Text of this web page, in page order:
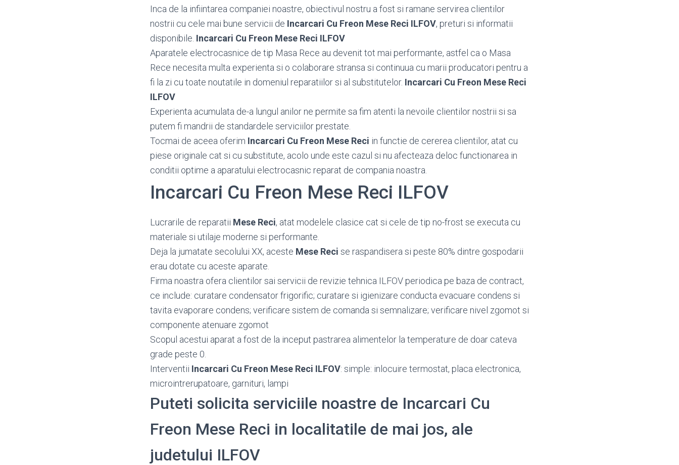
Inca de la infiintarea companiei noastre, obiectivul nostru a fost si ramane servirea clientilor
nostrii cu cele mai bune servicii de Incarcari Cu Freon Mese Reci ILFOV, preturi si informatii
disponibile. Incarcari Cu Freon Mese Reci ILFOV
Aparatele electrocasnice de tip Masa Rece au devenit tot mai performante, astfel ca o Masa
Rece necesita multa experienta si o colaborare stransa si continuua cu marii producatori pentru a
fi la zi cu toate noutatile in domeniul reparatiilor si al substitutelor. Incarcari Cu Freon Mese Reci
ILFOV
Experienta acumulata de-a lungul anilor ne permite sa fim atenti la nevoile clientilor nostrii si sa
putem fi mandrii de standardele serviciilor prestate.
Tocmai de aceea oferim Incarcari Cu Freon Mese Reci in functie de cererea clientilor, atat cu
piese originale cat si cu substitute, acolo unde este cazul si nu afecteaza deloc functionarea in
conditii optime a aparatului electrocasnic reparat de compania noastra.
Incarcari Cu Freon Mese Reci ILFOV
Lucrarile de reparatii Mese Reci, atat modelele clasice cat si cele de tip no-frost se executa cu
materiale si utilaje moderne si performante.
Deja la jumatate secolului XX, aceste Mese Reci se raspandisera si peste 80% dintre gospodarii
erau dotate cu aceste aparate.
Firma noastra ofera clientilor sai servicii de revizie tehnica ILFOV periodica pe baza de contract,
ce include: curatare condensator frigorific; curatare si igienizare conducta evacuare condens si
tavita evaporare condens; verificare sistem de comanda si semnalizare; verificare nivel zgomot si
componente atenuare zgomot
Scopul acestui aparat a fost de la inceput pastrarea alimentelor la temperature de doar cateva
grade peste 0.
Interventii Incarcari Cu Freon Mese Reci ILFOV: simple: inlocuire termostat, placa electronica,
microintrerupatoare, garnituri, lampi
Puteti solicita serviciile noastre de Incarcari Cu
Freon Mese Reci in localitatile de mai jos, ale
judetului ILFOV